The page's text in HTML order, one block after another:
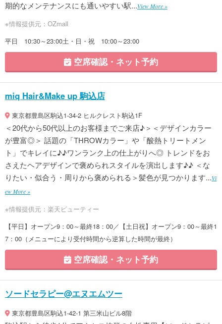
期的なメンテナンスにも通いやすい駅...View More »
※情報提供元：OZmall
平日 10:30～23:00土・日・祝 10:00～23:00
空席確認・ネット予約
miq Hair&Make up 駒込店
東京都豊島区駒込1-34-2 ヒルクレスト駒込1F
＜20代から50代以上のお客様までご来店♪＞＜デザインカラー
が豊富◎＞ 話題の「THROWカラー」や「酸熱トリートメン
ト」でキレイに♪♪ワンランク上の仕上がりへ◎ トレンドをお
さえたヘアデザインで褒められスタイルを演出します♪♪ ＜な
りたい・似合う・周りから褒められる＞髪色が見つかります...Vi
ew More »
※情報提供元：楽天ビューティー
【平日】オープン9：00～最終18：00／【土日祝】オープン9：00～最終1
7：00（メニューにより受付時間から逆算した時間が最終）
空席確認・ネット予約
ソードセラピー@エヌエムツー
東京都豊島区駒込1-42-1 第三米山ビル8階